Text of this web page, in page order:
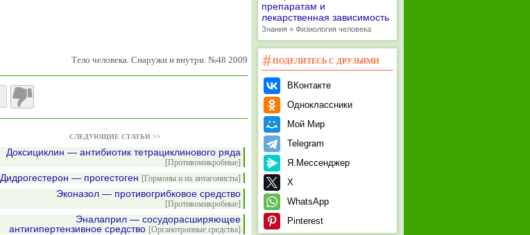
Тело человека. Снаружи и внутри. №48 2009
СЛЕДУЮЩИЕ СТАТЬИ >>
Доксициклин — антибиотик тетрациклинового ряда
[Противомикробные]
Дидрогестерон — прогестоген [Гормоны и их антагонисты]
Эконазол — противогрибковое средство
[Противомикробные]
Эналаприл — сосудорасширяющее
антигипертензивное средство [Органотропные средства]
препаратам и
лекарственная зависимость
Знания » Физиология человека
ПОДЕЛИТЕСЬ С ДРУЗЬЯМИ
ВКонтакте
Одноклассники
Мой Мир
Telegram
Я.Мессенджер
X
WhatsApp
Pinterest